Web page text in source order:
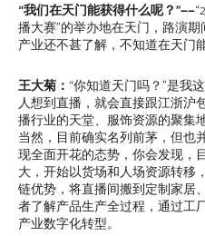
“我们在天门能获得什么呢？”——
播大赛”的举办地在天门，路演
产业还不甚了解，不知道在天门
王大菊： “你知道天门吗？”是我
人想到直播，就会直接跟江浙沪
播行业的天堂、服饰资源的聚集
当然，目前确实名列前茅，但也
现全面开花的态势，你会发现，
大，开始以货场和人场资源转移
链优势，将直播间搬到定制家居
者了解产品生产全过程，通过工
产业数字化转型。